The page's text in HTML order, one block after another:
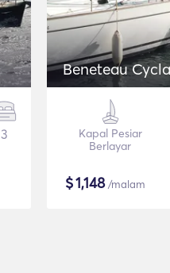
3
Beneteau
Kapal Pesiar
Berlayar
$1,148/malam